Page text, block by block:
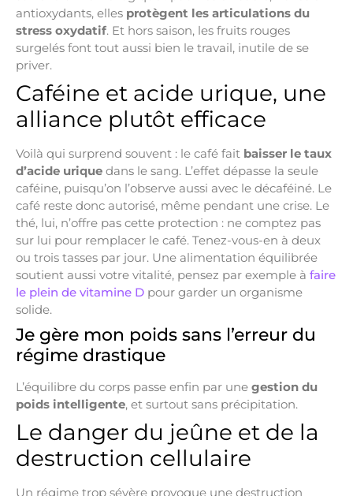
antioxydants, elles protègent les articulations du
stress oxydatif. Et hors saison, les fruits rouges
surgelés font tout aussi bien le travail, inutile de se
priver.
Caféine et acide urique, une
alliance plutôt efficace
Voilà qui surprend souvent : le café fait baisser le taux
d’acide urique dans le sang. L’effet dépasse la seule
caféine, puisqu’on l’observe aussi avec le décaféiné. Le
café reste donc autorisé, même pendant une crise. Le
thé, lui, n’offre pas cette protection : ne comptez pas
sur lui pour remplacer le café. Tenez-vous-en à deux
ou trois tasses par jour. Une alimentation équilibrée
soutient aussi votre vitalité, pensez par exemple à faire
le plein de vitamine D pour garder un organisme
solide.
Je gère mon poids sans l’erreur du
régime drastique
L’équilibre du corps passe enfin par une gestion du
poids intelligente, et surtout sans précipitation.
Le danger du jeûne et de la
destruction cellulaire
Un régime trop sévère provoque une destruction